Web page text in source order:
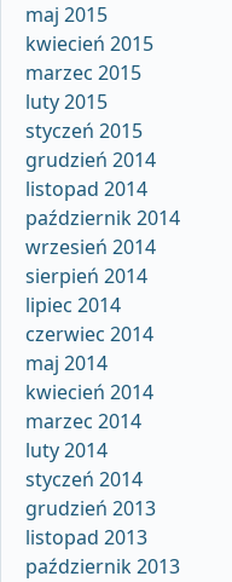
maj 2015
kwiecień 2015
marzec 2015
luty 2015
styczeń 2015
grudzień 2014
listopad 2014
październik 2014
wrzesień 2014
sierpień 2014
lipiec 2014
czerwiec 2014
maj 2014
kwiecień 2014
marzec 2014
luty 2014
styczeń 2014
grudzień 2013
listopad 2013
październik 2013